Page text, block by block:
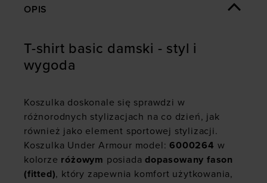
OPIS
T-shirt basic damski - styl i
wygoda
Koszulka doskonale się sprawdzi w
różnorodnych stylizacjach na co dzień, jak
również jako element sportowej stylizacji.
Koszulka Under Armour model:6000264 w
kolorze różowym posiadadopasowany fason
(fitted), który zapewnia komfort użytkowania,